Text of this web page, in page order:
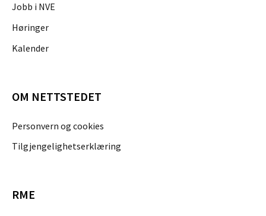
Jobb i NVE
Høringer
Kalender
OM NETTSTEDET
Personvern og cookies
Tilgjengelighetserklæring
RME